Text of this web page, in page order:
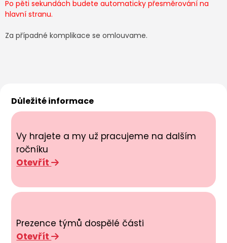
Po pěti sekundách budete automaticky přesměrování na
hlavní stranu.
Za případné komplikace se omlouvame.
Důležité informace
Vy hrajete a my už pracujeme na dalším
ročníku
Otevřít
Prezence týmů dospělé části
Otevřít